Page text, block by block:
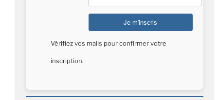
Vérifiez vos mails pour confirmer votre
inscription.